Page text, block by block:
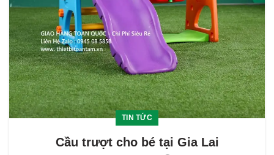
TIN TỨC
Cầu trượt cho bé tại Gia Lai